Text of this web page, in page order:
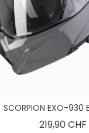
SCORPION EXO-930
219,90 CHF